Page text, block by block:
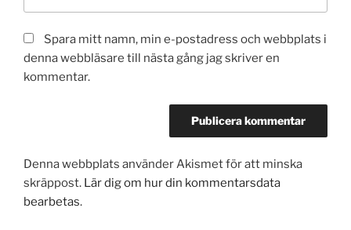
Spara mitt namn, min e-postadress och webbplats i
denna webbläsare till nästa gång jag skriver en
kommentar.
Denna webbplats använder Akismet för att minska
skräppost. Lär dig om hur din kommentarsdata
bearbetas.